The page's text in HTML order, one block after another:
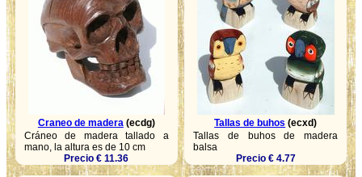
Craneo de madera(ecdg)
Cráneo de madera tallado a
mano, la altura es de 10 cm
Precio € 11.36
Tallas de buhos (ecxd)
Tallas de buhos de madera
balsa
Precio € 4.77